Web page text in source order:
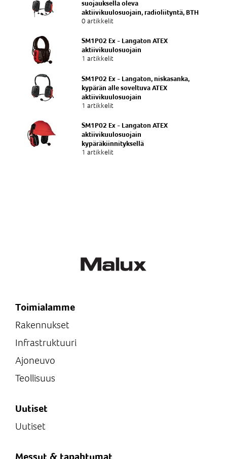
suojauksella oleva
aktiivikuulosuojain, radioliityntä, BTH
0 artikkelit
SM1P02 Ex - Langaton ATEX
aktiivikuulosuojain
1 artikkelit
SM1P02 Ex - Langaton, niskasanka,
kypärän alle soveltuva ATEX
aktiivikuulosuojain
1 artikkelit
SM1P02 Ex - Langaton ATEX
aktiivikuulosuojain
kypäräkiinnityksellä
1 artikkelit
Toimialamme
Rakennukset
Infrastruktuuri
Ajoneuvo
Teollisuus
Uutiset
Uutiset
Messut & tapahtumat